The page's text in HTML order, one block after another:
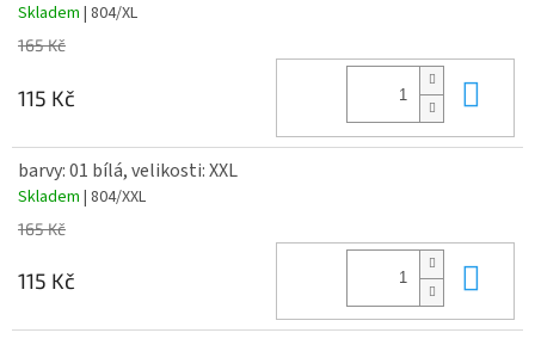
Skladem | 804/XL
165 Kč
115 Kč
barvy: 01 bílá, velikosti: XXL
Skladem | 804/XXL
165 Kč
115 Kč